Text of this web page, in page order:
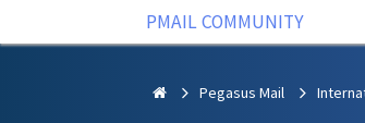
PMAIL COMMUNITY
Pegasus Mail